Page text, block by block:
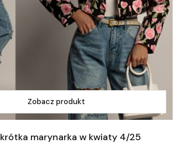
Zobacz produkt
marynarka w kwiaty 4/25